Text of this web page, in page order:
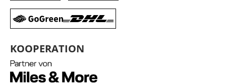
KOOPERATION